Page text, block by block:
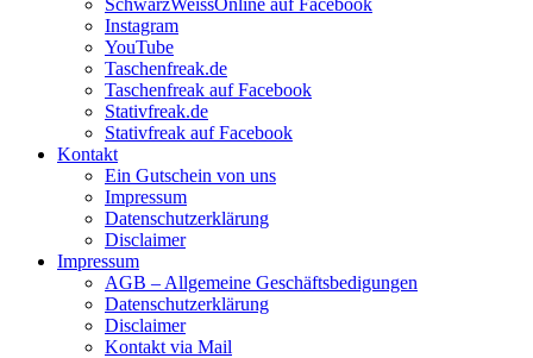
SchwarzWeissOnline auf Facebook
Instagram
YouTube
Taschenfreak.de
Taschenfreak auf Facebook
Stativfreak.de
Stativfreak auf Facebook
Kontakt
Ein Gutschein von uns
Impressum
Datenschutzerklärung
Disclaimer
Impressum
AGB – Allgemeine Geschäftsbedigungen
Datenschutzerklärung
Disclaimer
Kontakt via Mail